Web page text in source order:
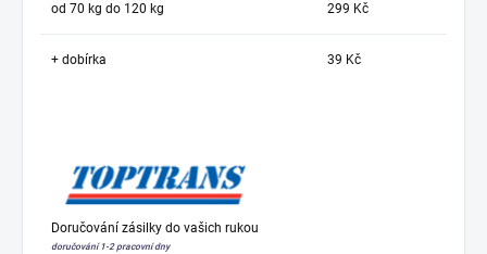
od 70 kg do 120 kg 299 Kč
+ dobírka 39 Kč
Doručování zásilky do vašich rukou
doručování 1-2 pracovní dny